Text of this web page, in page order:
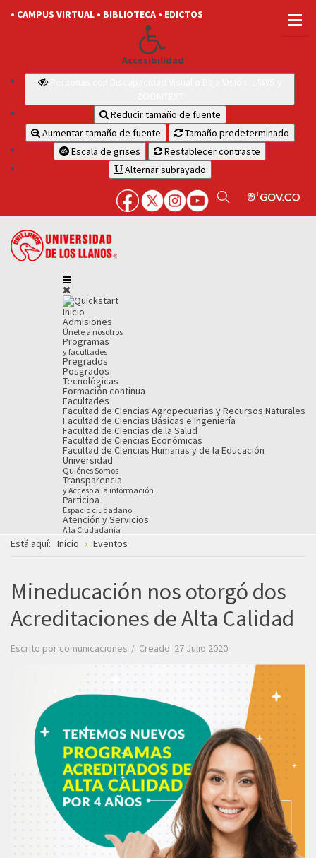
• CAMPUS VIRTUAL • BIBLIOTECA • EDICTOS
Accesibilidad
Reducir tamaño de fuente
Aumentar tamaño de fuente
Tamaño predeterminado
Escala de grises
Restablecer contraste
Alternar subrayado
Inicio
Admisiones
Únete a nosotros
Programas
y facultades
Pregrados
Posgrados
Tecnológicas
Formación continua
Facultades
Facultad de Ciencias Agropecuarias y Recursos Naturales
Facultad de Ciencias Básicas e Ingeniería
Facultad de Ciencias de la Salud
Facultad de Ciencias Económicas
Facultad de Ciencias Humanas y de la Educación
Universidad
Quiénes Somos
Transparencia
y Acceso a la información
Participa
Espacio ciudadano
Atención y Servicios
A la Ciudadanía
Está aquí: Inicio Eventos
Mineducación nos otorgó dos
Acreditaciones de Alta Calidad
Escrito por comunicaciones Creado: 27 Julio 2020